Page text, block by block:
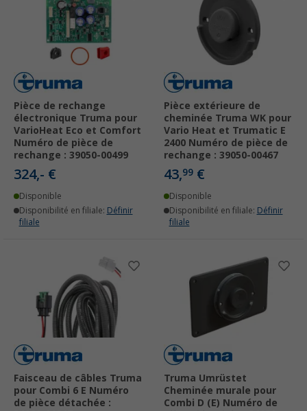
Pièce de rechange
électronique Truma pour
VarioHeat Eco et Comfort
Numéro de pièce de
rechange : 39050-00499
324,- €
Disponible
Disponibilité en filiale: Définir
filiale
Pièce extérieure de
cheminée Truma WK pour
Vario Heat et Trumatic E
2400 Numéro de pièce de
rechange : 39050-00467
43,99 €
Disponible
Disponibilité en filiale: Définir
filiale
Faisceau de câbles Truma
pour Combi 6 E Numéro
de pièce détachée :
Truma Umrüstet
Cheminée murale pour
Combi D (E) Numéro de